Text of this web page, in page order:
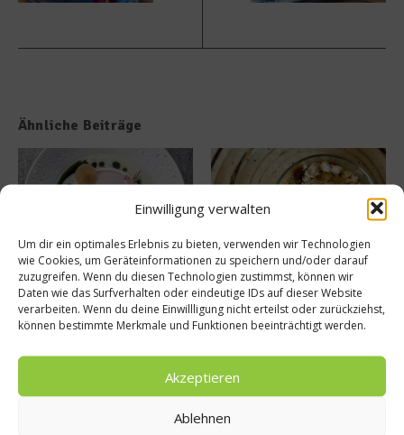
Einwilligung verwalten
Um dir ein optimales Erlebnis zu bieten, verwenden wir Technologien
wie Cookies, um Geräteinformationen zu speichern und/oder darauf
zuzugreifen. Wenn du diesen Technologien zustimmst, können wir
Daten wie das Surfverhalten oder eindeutige IDs auf dieser Website
verarbeiten. Wenn du deine Einwillligung nicht erteilst oder zurückziehst,
können bestimmte Merkmale und Funktionen beeinträchtigt werden.
Akzeptieren
Ablehnen
Ähnliche Beiträge
Tellersülze – Ein Rezept von
Spitzenkoch Jan Hartwig-
14. März 2026
Süße Erinnerung an Teneriffa:
Das Rezept für Polvito
Uruguayo
9. Juli 2025
Buchtipp